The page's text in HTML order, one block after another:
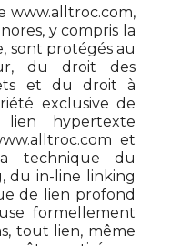
www.alltroc.com,
y compris la
sont protégés au
du droit des
et du droit à
exclusive de
lien hypertexte
et
technique du
du in-line linking
de lien profond
formellement
tout lien, même